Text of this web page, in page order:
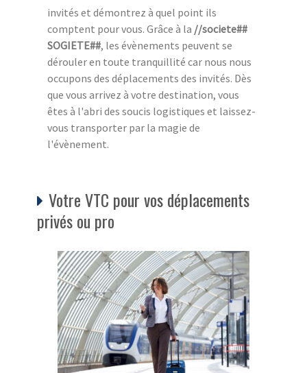
invités et démontrez à quel point ils
comptent pour vous. Grâce à la //societe##
SOGIETE##, les évènements peuvent se
dérouler en toute tranquillité car nous nous
occupons des déplacements des invités. Dès
que vous arrivez à votre destination, vous
êtes à l'abri des soucis logistiques et laissez-
vous transporter par la magie de
l'évènement.
Votre VTC pour vos déplacements
privés ou pro